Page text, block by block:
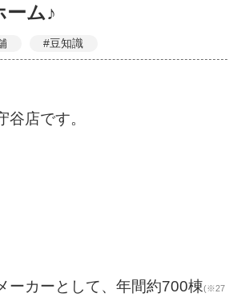
ーム♪
#豆知識
谷店です。
ーカーとして、年間約700棟(※27